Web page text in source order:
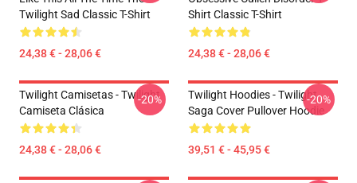
Twilight Sad Classic T-Shirt
24,38 € - 28,06 €
Shirt Classic T-Shirt
24,38 € - 28,06 €
Twilight Camisetas - Twilight
Camiseta Clásica
24,38 € - 28,06 €
-20%
Twilight Hoodies - Twilight
Saga Cover Pullover Hoodie
39,51 € - 45,95 €
-20%